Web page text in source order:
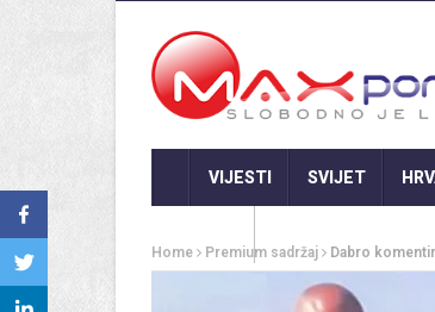
VIJESTI SVIJET
Home Premium sadržaj Dabro